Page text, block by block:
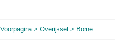
Voorpagina>Overijssel > Borne